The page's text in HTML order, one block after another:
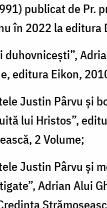
publicat de Pr.
în 2022 la editura
duhovnicești”,
editura Eikon,
Justin Pârvu și
lui Hristos”,
2 Volume;
Justin Pârvu și
Adrian Alui